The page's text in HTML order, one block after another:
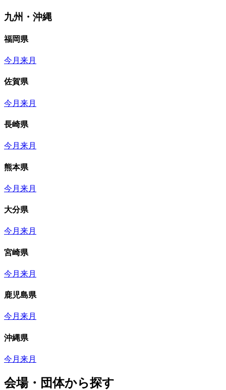
九州・沖縄
福岡県
今月 来月
佐賀県
今月 来月
長崎県
今月 来月
熊本県
今月 来月
大分県
今月 来月
宮崎県
今月 来月
鹿児島県
今月 来月
沖縄県
今月 来月
会場・団体から探す